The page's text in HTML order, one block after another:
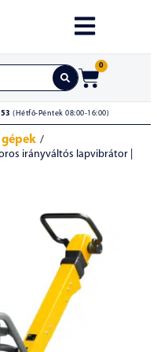
0
(Hétfő-Péntek 08:00-16:00)
/
irányváltós lapvibrátor |